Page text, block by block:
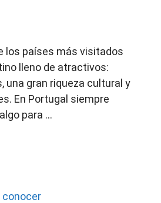
los países más visitados
lleno de atractivos:
una gran riqueza cultural y
En Portugal siempre
para …
conocer